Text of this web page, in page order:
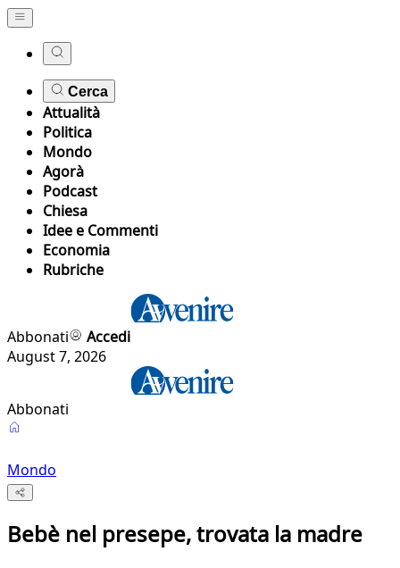
Cerca
Attualità
Politica
Mondo
Agorà
Podcast
Chiesa
Idee e Commenti
Economia
Rubriche
Abbonati
Accedi
August 7, 2026
Abbonati
Mondo
Bebè nel presepe, trovata la madre